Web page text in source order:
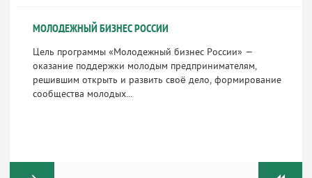
МОЛОДЕЖНЫЙ БИЗНЕС РОССИИ
Цель программы «Молодежный бизнес России» —
оказание поддержки молодым предпринимателям,
решившим открыть и развить своё дело, формирование
сообщества молодых...